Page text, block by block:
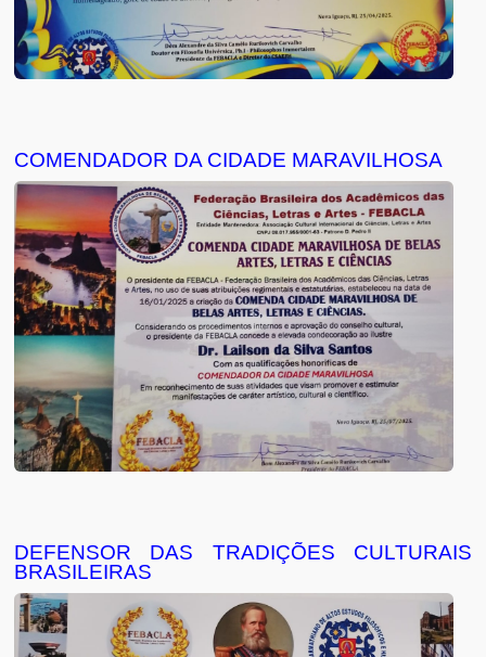
COMENDADOR DA CIDADE MARAVILHOSA
DEFENSOR DAS TRADIÇÕES CULTURAIS
BRASILEIRAS